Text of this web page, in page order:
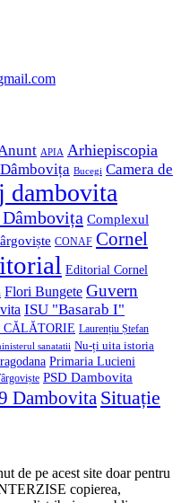
Opens
APIA Arhiepiscopia
Bucegi Camera de
dambovita
Complexul
CONAF Cornel
Editorial Cornel
Flori Bungete Guvern
ISU "Basarab I"
CĂLĂTORIE Laurențiu Ștefan
sanatatii Nu-ți uita istoria
Primaria Lucieni
PSD Dambovita
Dambovita Situație
de pe acest site doar pentru
copierea,